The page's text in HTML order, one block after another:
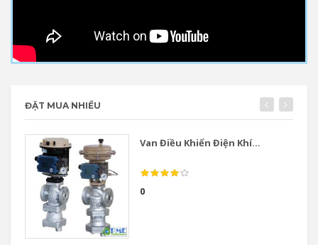
ĐẶT MUA NHIỀU
Van Điều Khiển Điện Khí...
0